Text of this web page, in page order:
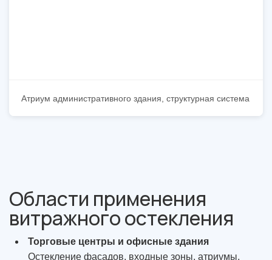
Атриум административного здания, структурная система
Области применения
витражного остекления
Торговые центры и офисные здания
Остекление фасадов, входные зоны, атриумы,